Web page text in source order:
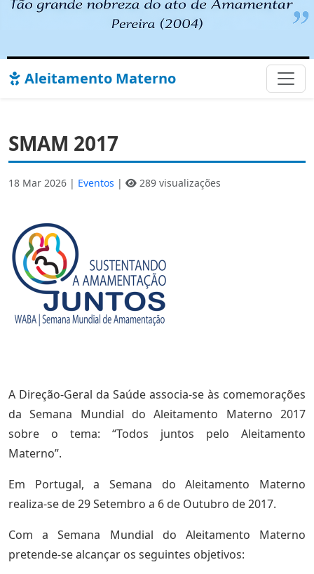
Aleitamento Materno
SMAM 2017
18 Mar 2026 | Eventos | 289 visualizações
A Direção-Geral da Saúde associa-se às comemorações
da Semana Mundial do Aleitamento Materno 2017
sobre o tema: “Todos juntos pelo Aleitamento
Materno”.
Em Portugal, a Semana do Aleitamento Materno
realiza-se de 29 Setembro a 6 de Outubro de 2017.
Com a Semana Mundial do Aleitamento Materno
pretende-se alcançar os seguintes objetivos: